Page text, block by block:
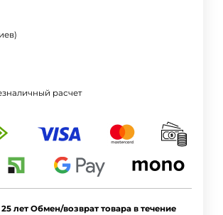
расчет
25 лет Обмен/возврат товара в течение